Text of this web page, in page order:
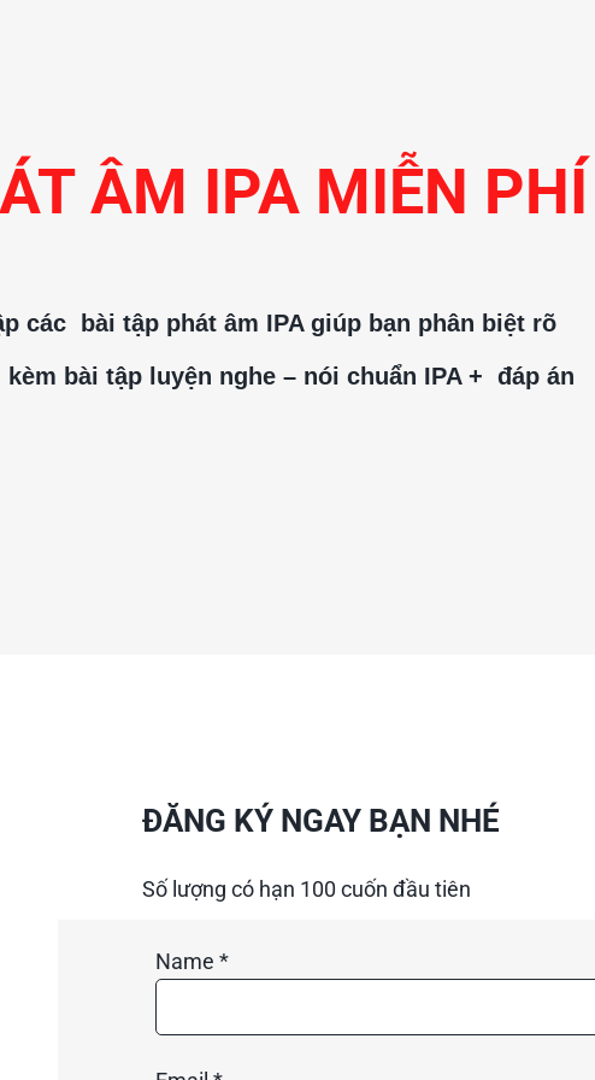
ÂM IPA MIỄN PHÍ
các  bài tập phát âm IPA giúp bạn phân biệt rõ
bài tập luyện nghe – nói chuẩn IPA +  đáp án
ĐĂNG KÝ NGAY BẠN NHÉ
Số lượng có hạn 100 cuốn đầu tiên
Name *